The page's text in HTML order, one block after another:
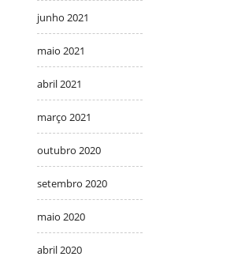
junho 2021
maio 2021
abril 2021
março 2021
outubro 2020
setembro 2020
maio 2020
abril 2020